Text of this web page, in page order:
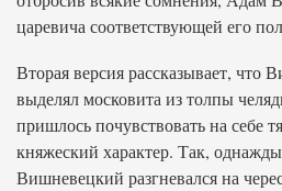
царевича соответствующей его
Вторая версия рассказывает, что
выделял московита из толпы
пришлось почувствовать на себе
княжеский характер. Так,
Вишневецкий разгневался на